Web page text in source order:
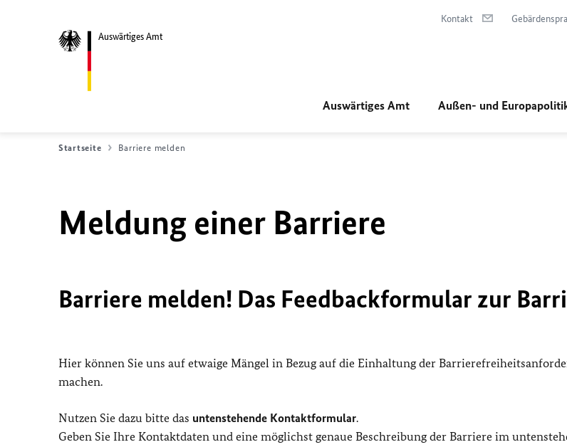
Auswärtiges Amt
Kontakt
Auswärtiges Amt Außen- und
Startseite Barriere melden
Meldung einer Barriere
Barriere melden! Das Feedbackformular zur
Hier können Sie uns auf etwaige Mängel in Bezug auf die Einhaltung der
machen.
Nutzen Sie dazu bitte das untenstehende Kontaktformular.
Geben Sie Ihre Kontaktdaten und eine möglichst genaue Beschreibung der Barriere im